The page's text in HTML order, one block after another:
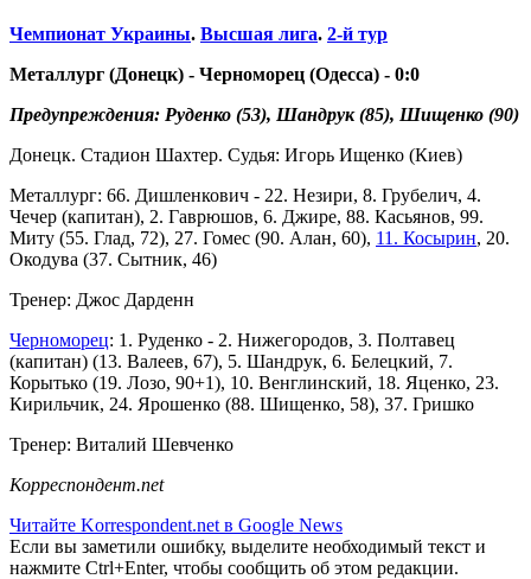
Чемпионат Украины. Высшая лига. 2-й тур
Металлург (Донецк) - Черноморец (Одесса) - 0:0
Предупреждения: Руденко (53), Шандрук (85), Шищенко (90)
Донецк. Стадион Шахтер. Судья: Игорь Ищенко (Киев)
Металлург: 66. Дишленкович - 22. Незири, 8. Грубелич, 4.
Чечер (капитан), 2. Гаврюшов, 6. Джире, 88. Касьянов, 99.
Миту (55. Глад, 72), 27. Гомес (90. Алан, 60), 11. Косырин, 20.
Окодува (37. Сытник, 46)
Тренер: Джос Дарденн
Черноморец: 1. Руденко - 2. Нижегородов, 3. Полтавец
(капитан) (13. Валеев, 67), 5. Шандрук, 6. Белецкий, 7.
Корытько (19. Лозо, 90+1), 10. Венглинский, 18. Яценко, 23.
Кирильчик, 24. Ярошенко (88. Шищенко, 58), 37. Гришко
Тренер: Виталий Шевченко
Корреспондент.net
Читайте Korrespondent.net в Google News
Если вы заметили ошибку, выделите необходимый текст и
нажмите Ctrl+Enter, чтобы сообщить об этом редакции.